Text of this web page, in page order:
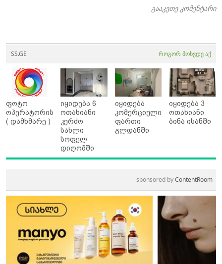
გააკეთე კომენტარი
SS.GE როგორ მოხვდე აქ
ფოტო
ოპერატორის
( დამხმარე )
იყიდება 6
ოთახიანი
კერძო
სახლი
სოფელ
დიღომში
იყიდება
კომერციული
ფართი
გლდანში
იყიდება 3
ოთახიანი
ბინა ისანში
sponsored byContentRoom